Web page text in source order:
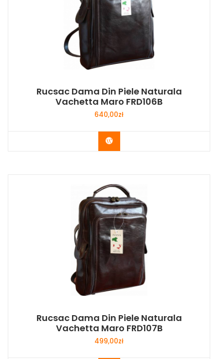
Rucsac Dama Din Piele Naturala
Vachetta Maro FRD106B
640,00zł
Buy Now
Rucsac Dama Din Piele Naturala
Vachetta Maro FRD107B
499,00zł